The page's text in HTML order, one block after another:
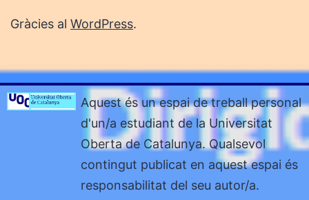
Gràcies al WordPress.
Aquest és un espai de treball personal
d'un/a estudiant de la Universitat
Oberta de Catalunya. Qualsevol
contingut publicat en aquest espai és
responsabilitat del seu autor/a.